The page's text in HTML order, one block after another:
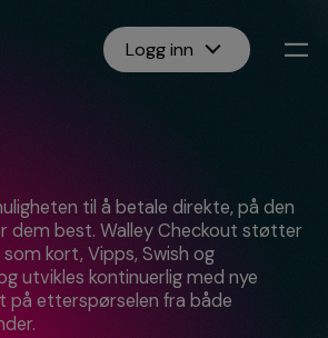
Logg inn
til å betale direkte, på den
dem best. Walley Checkout støtter
kort, Vipps, Swish og
utvikles kontinuerlig med nye
på etterspørselen fra både